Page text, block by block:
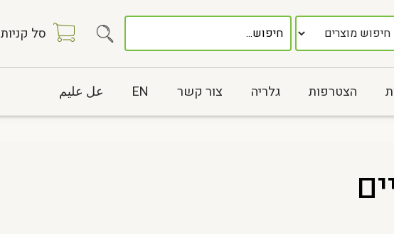
סל קניות
הצטרפות גלריה צור קשר EN عل عليم